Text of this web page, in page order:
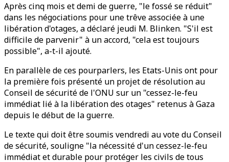
Après cinq mois et demi de guerre, "le fossé se réduit"
dans les négociations pour une trêve associée à une
libération d'otages, a déclaré jeudi M. Blinken. "S'il est
difficile de parvenir" à un accord, "cela est toujours
possible", a-t-il ajouté.
En parallèle de ces pourparlers, les Etats-Unis ont pour
la première fois présenté un projet de résolution au
Conseil de sécurité de l'ONU sur un "cessez-le-feu
immédiat lié à la libération des otages" retenus à Gaza
depuis le début de la guerre.
Le texte qui doit être soumis vendredi au vote du Conseil
de sécurité, souligne "la nécessité d'un cessez-le-feu
immédiat et durable pour protéger les civils de tous